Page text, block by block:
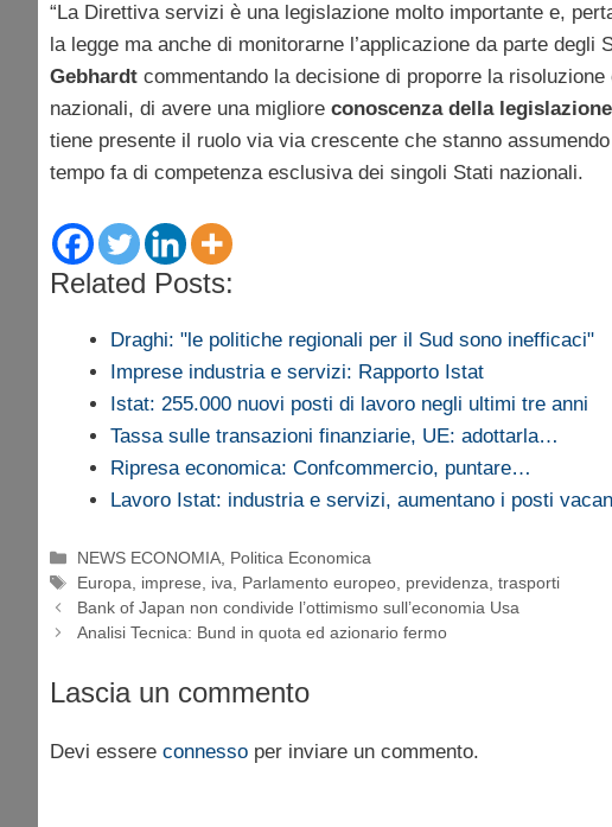
“La Direttiva servizi è una legislazione molto importante e,
la legge ma anche di monitorarne l’applicazione da parte
Gebhardt commentando la decisione di proporre la
nazionali, di avere una migliore conoscenza della
tiene presente il ruolo via via crescente che stanno
tempo fa di competenza esclusiva dei singoli Stati nazionali.
Related Posts:
Draghi: "le politiche regionali per il Sud sono inefficaci"
Imprese industria e servizi: Rapporto Istat
Istat: 255.000 nuovi posti di lavoro negli ultimi tre anni
Tassa sulle transazioni finanziarie, UE: adottarla…
Ripresa economica: Confcommercio, puntare…
Lavoro Istat: industria e servizi, aumentano i posti
Categorie
NEWS ECONOMIA Politica Economica
Tag
Europa imprese iva Parlamento europeo previdenza ,trasporti
Bank of Japan non condivide l’ottimismo sull’economia Usa
Analisi Tecnica: Bund in quota ed azionario fermo
Lascia un commento
Devi essere connesso per inviare un commento.